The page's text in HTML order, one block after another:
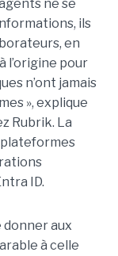
ne se
ils
en
l’origine pour
n’ont jamais
», explique
Rubrik. La
plateformes
ID.
aux
à celle